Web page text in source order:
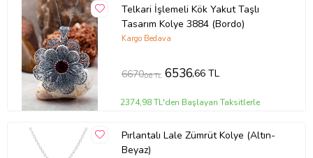
Telkari İşlemeli Kök Yakut Taşlı
Tasarım Kolye 3884 (Bordo)
Kargo Bedava
6670,06 TL 6536,66 TL
2374,98 TL'den Başlayan Taksitlerle
Pırlantalı Lale Zümrüt Kolye (Altın-
Beyaz)